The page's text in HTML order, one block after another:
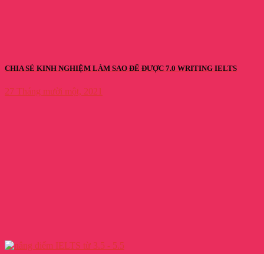
CHIA SẺ KINH NGHIỆM LÀM SAO ĐỂ ĐƯỢC 7.0 WRITING IELTS
27 Tháng mười một, 2021